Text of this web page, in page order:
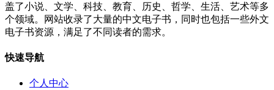
盖了小说、文学、科技、教育、历史、哲学、生活、艺术等多
个领域。网站收录了大量的中文电子书，同时也包括一些外文
电子书资源，满足了不同读者的需求。
快速导航
个人中心